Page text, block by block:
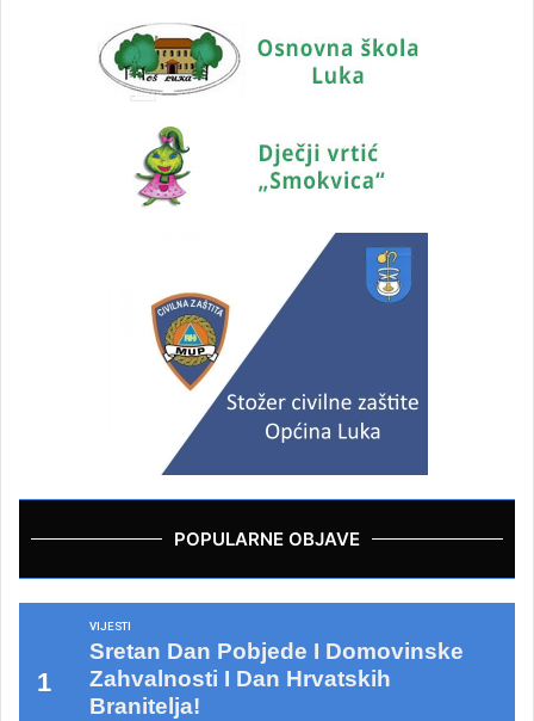
POPULARNE OBJAVE
VIJESTI
Sretan Dan Pobjede I Domovinske
Zahvalnosti I Dan Hrvatskih
Branitelja!